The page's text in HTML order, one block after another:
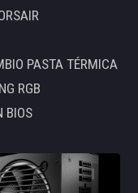
PASTA TÉRMICA
RGB
BIOS